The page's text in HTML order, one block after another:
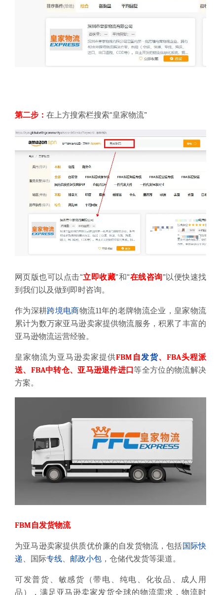
第二步： 在上方搜索栏搜索“皇家物流”
网页版也可以点击“立即收藏”和“在线咨询”以便快速找
到我们以及做到即时咨询。
作为深耕跨境电商物流11年的老牌物流企业，皇家物流
累计为数万家亚马逊卖家提供物流服务，积累了丰富的
亚马逊物流运营经验。
皇家物流为亚马逊卖家提供FBM自发货、FBA头程派
送、FBA中转仓、亚马逊退件进口 等全方位的物流解决
方案。
FBM自发货物流
为亚马逊卖家提供质优价廉的自发货物流，包括国际快
递、国际专线、 邮政小包 ，仓储代发货等渠道。
可发普货、敏感货（带电、纯电、化妆品、成人用
品），满足亚马逊卖家发货全球的物流需求，物流时